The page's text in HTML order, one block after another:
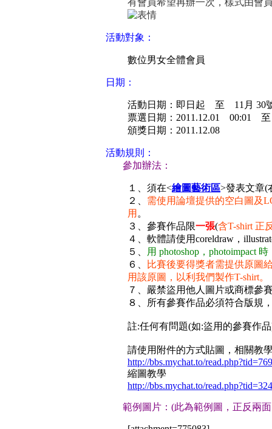
有會員希望再辦一次，樣式由會
活動對象：
數位男女全體會員
日期：
活動日期：即日起 至 11月 30
票選日期：2011.12.01 00:01
頒獎日期：2011.12.08
活動規則：
參加辦法：
１、須在<繪圖藝術區>發表文章(
２、 需使用論壇提供的空白圖及
用 。
３、參賽作品限一張(含T-shirt 正
４、軟體請使用coreldraw，
５、
用 photoshop，photoimpact
６、
比賽後要得獎者需提供原圖
用該原圖，以利我們製作T-shirt。
７、嚴禁盜用他人圖片或商標參
８、所有參賽作品必須符合版規
註:任何有問題(如:盜用的參賽作
請使用附件的方式貼圖，相關教
http://bbs.mychat.to/
縮圖教學
http://bbs.mychat.to/
範例圖片：(此為範例圖，正反兩